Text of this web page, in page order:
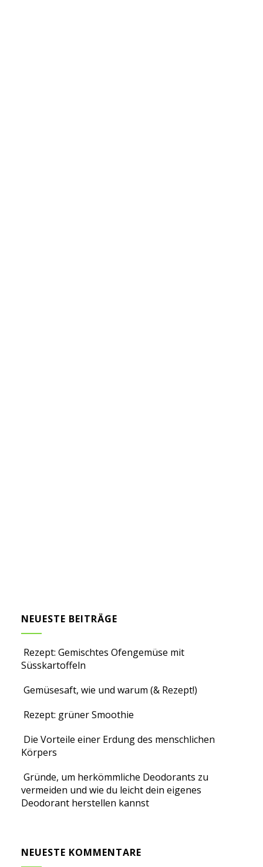
NEUESTE BEITRÄGE
Rezept: Gemischtes Ofengemüse mit
Süsskartoffeln
Gemüsesaft, wie und warum (& Rezept!)
Rezept: grüner Smoothie
Die Vorteile einer Erdung des menschlichen
Körpers
Gründe, um herkömmliche Deodorants zu
vermeiden und wie du leicht dein eigenes
Deodorant herstellen kannst
NEUESTE KOMMENTARE